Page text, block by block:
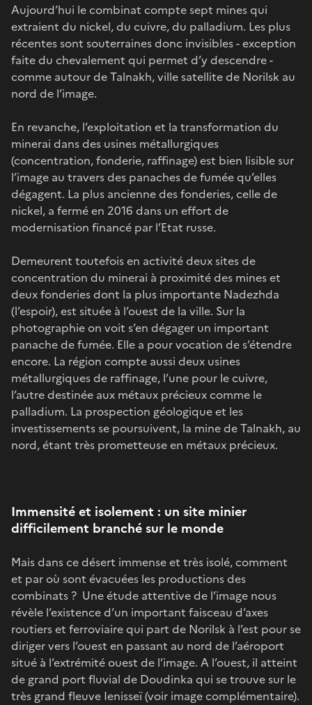
Aujourd’hui le combinat compte sept mines qui
extraient du nickel, du cuivre, du palladium. Les plus
récentes sont souterraines donc invisibles - exception
faite du chevalement qui permet d’y descendre -
comme autour de Talnakh, ville satellite de Norilsk au
nord de l’image.
En revanche, l’exploitation et la transformation du
minerai dans des usines métallurgiques
(concentration, fonderie, raffinage) est bien lisible sur
l’image au travers des panaches de fumée qu’elles
dégagent. La plus ancienne des fonderies, celle de
nickel, a fermé en 2016 dans un effort de
modernisation financé par l’Etat russe.
Demeurent toutefois en activité deux sites de
concentration du minerai à proximité des mines et
deux fonderies dont la plus importante Nadezhda
(l’espoir), est située à l’ouest de la ville. Sur la
photographie on voit s’en dégager un important
panache de fumée. Elle a pour vocation de s’étendre
encore. La région compte aussi deux usines
métallurgiques de raffinage, l’une pour le cuivre,
l’autre destinée aux métaux précieux comme le
palladium. La prospection géologique et les
investissements se poursuivent, la mine de Talnakh, au
nord, étant très prometteuse en métaux précieux.
Immensité et isolement : un site minier
difficilement branché sur le monde
Mais dans ce désert immense et très isolé, comment
et par où sont évacuées les productions des
combinats ? Une étude attentive de l’image nous
révèle l’existence d’un important faisceau d’axes
routiers et ferroviaire qui part de Norilsk à l’est pour se
diriger vers l’ouest en passant au nord de l’aéroport
situé à l’extrémité ouest de l’image. A l’ouest, il atteint
de grand port fluvial de Doudinka qui se trouve sur le
très grand fleuve Ienisseï (voir image complémentaire).